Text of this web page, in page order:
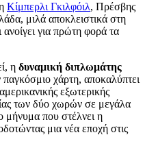
Κίμπερλι Γκιλφόιλ, Πρέσβης
μιλά αποκλειστικά στη
για πρώτη φορά τα
η δυναμική διπλωμάτης
χάρτη, αποκαλύπτει
εξωτερικής
των δύο χωρών σε μεγάλα
μήνυμα που στέλνει η
μια νέα εποχή στις